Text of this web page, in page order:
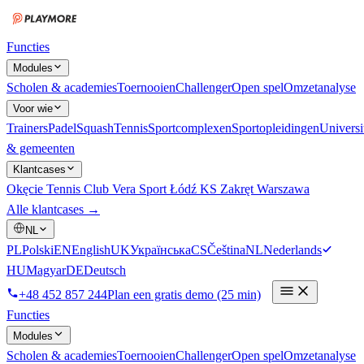
Functies
Modules
Scholen & academiesToernooienChallengerOpen spelOmzetanalyse
Voor wie
TrainersPadelSquashTennisSportcomplexenSportopleidingen
& gemeenten
Klantcases
Okęcie Tennis Club Vera Sport Łódź KS Zakręt Warszawa
Alle klantcases →
NL
PLPolskiENEnglishUKУкраїнськаCSČeštinaNLNederlands
HUMagyarDEDeutsch
+48 452 857 244Plan een gratis demo (25 min)
Functies
Modules
Scholen & academiesToernooienChallengerOpen spelOmzetanalyse